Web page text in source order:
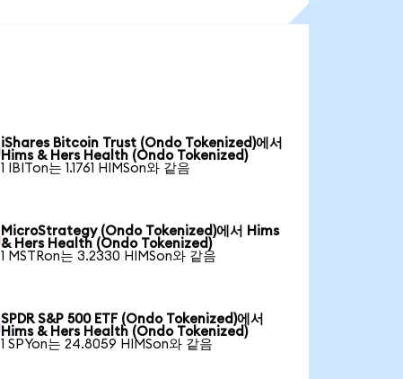
iShares Bitcoin Trust (Ondo Tokenized)에서
Hims & Hers Health (Ondo Tokenized)
1 IBITon는 1.1761 HIMSon와 같음
MicroStrategy (Ondo Tokenized)에서 Hims
& Hers Health (Ondo Tokenized)
1 MSTRon는 3.2330 HIMSon와 같음
SPDR S&P 500 ETF (Ondo Tokenized)에서
Hims & Hers Health (Ondo Tokenized)
1 SPYon는 24.8059 HIMSon와 같음